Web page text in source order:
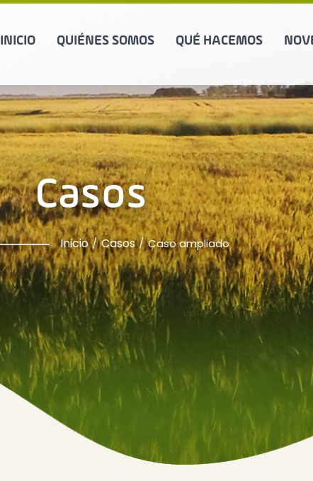
INICIO QUIÉNES SOMOS QUÉ HACEMOS
Casos
Inicio Casos Caso ampliado